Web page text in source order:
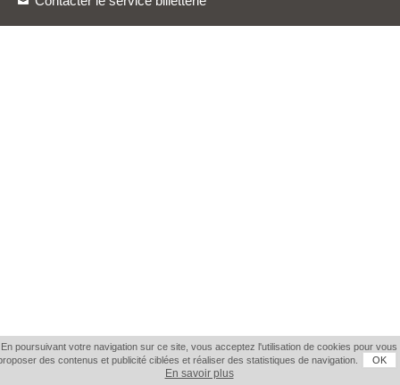
En poursuivant votre navigation sur ce site, vous acceptez l'utilisation de cookies pour vous
des contenus et publicité ciblées et réaliser des statistiques de navigation.
OK
En savoir plus